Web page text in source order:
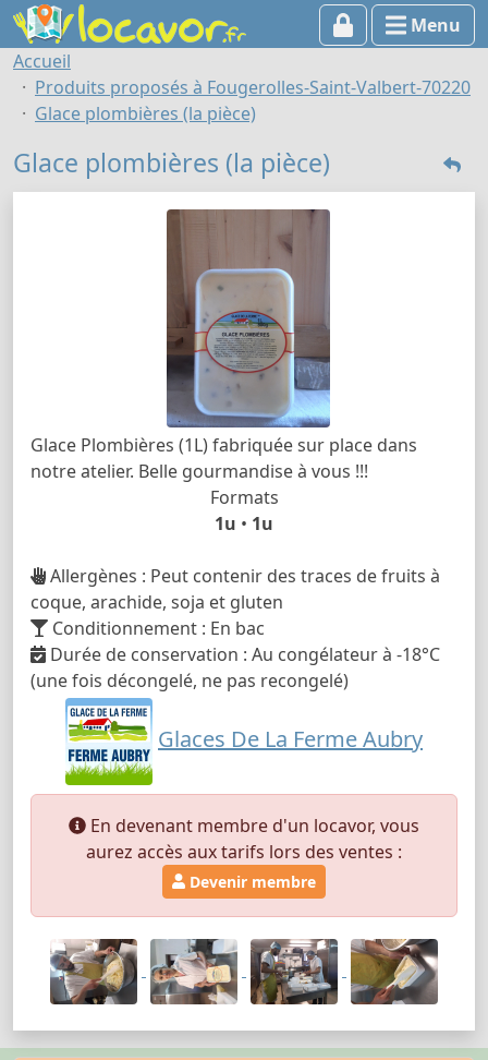
Menu
Accueil
Produits proposés à Fougerolles-Saint-Valbert-70220
Glace plombières (la pièce)
Glace plombières (la pièce)
Glace Plombières (1L) fabriquée sur place dans
notre atelier. Belle gourmandise à vous !!!
Formats
1u • 1u
Allergènes : Peut contenir des traces de fruits à
coque, arachide, soja et gluten
Conditionnement : En bac
Durée de conservation : Au congélateur à -18°C
(une fois décongelé, ne pas recongelé)
Glaces De La Ferme Aubry
En devenant membre d'un locavor, vous
aurez accès aux tarifs lors des ventes :
Devenir membre